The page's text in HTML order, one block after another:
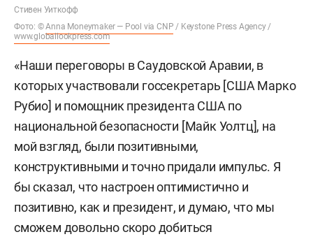
Стивен Уиткофф
Фото: ©Anna Moneymaker — Pool via CNP / Keystone Press Agency /
www.globallookpress.com
«Наши переговоры в Саудовской Аравии, в
которых участвовали госсекретарь [США Марко
Рубио] и помощник президента США по
национальной безопасности [Майк Уолтц], на
мой взгляд, были позитивными,
конструктивными и точно придали импульс. Я
бы сказал, что настроен оптимистично и
позитивно, как и президент, и думаю, что мы
сможем довольно скоро добиться